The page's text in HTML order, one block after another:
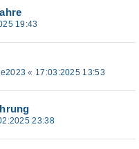
19:43
« 17:03:2025 13:53
23:38